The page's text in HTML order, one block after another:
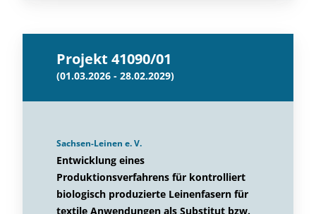
Projekt 41090/01
(01.03.2026 - 28.02.2029)
Sachsen-Leinen e. V.
Entwicklung eines
Produktionsverfahrens für kontrolliert
biologisch produzierte Leinenfasern für
textile Anwendungen als Substitut bzw.